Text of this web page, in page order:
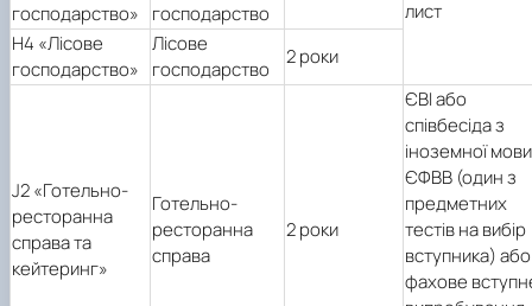
лист
господарство»
господарство
H4 «Лісове
господарство»
Лісове
господарство
2 роки
J2«Готельно-
ресторанна
справа та
кейтеринг»
Готельно-
ресторанна
справа
2 роки
ЄВІ або
співбесіда з
іноземної
ЄФВВ (один з
предметних
тестів на вибір
вступника) або
фахове